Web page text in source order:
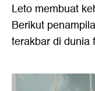
Leto membuat
Berikut
terakbar di dunia